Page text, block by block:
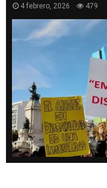
4 febrero, 2026 479